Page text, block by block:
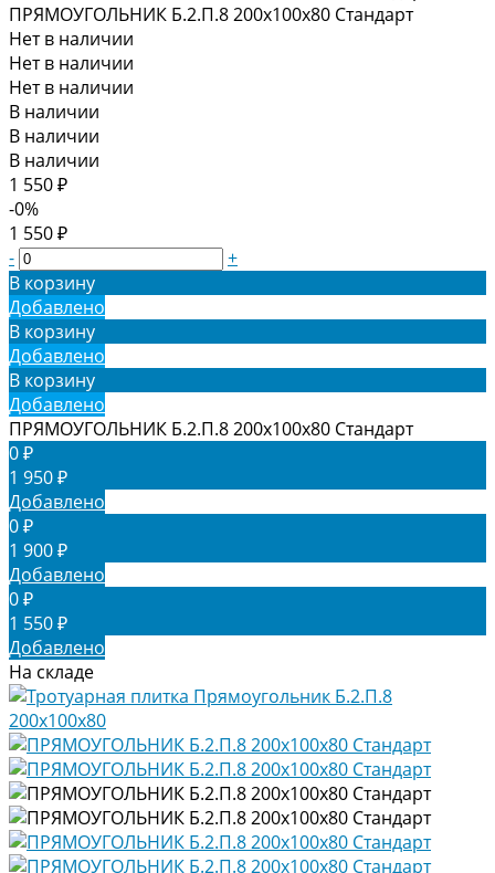
ПРЯМОУГОЛЬНИК Б.2.П.8 200х100х80 Стандарт
Нет в наличии
Нет в наличии
Нет в наличии
В наличии
В наличии
В наличии
1 550 ₽
-0%
1 550 ₽
-
+
В корзину
Добавлено
В корзину
Добавлено
В корзину
Добавлено
ПРЯМОУГОЛЬНИК Б.2.П.8 200х100х80 Стандарт
0 ₽
1 950 ₽
Добавлено
0 ₽
1 900 ₽
Добавлено
0 ₽
1 550 ₽
Добавлено
На складе